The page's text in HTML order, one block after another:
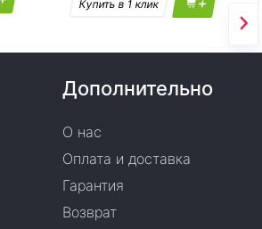
Дополнительно
О нас
Оплата и доставка
Гарантия
Возврат